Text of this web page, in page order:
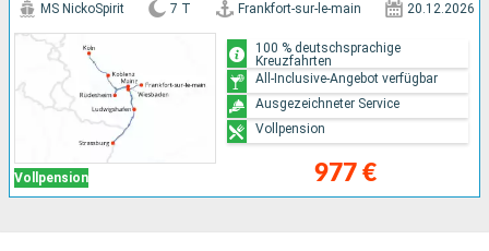
Vollpension
MS NickoSpirit 7 T Frankfort-sur-le-main 20.12.2026
977 €
100 % deutschsprachige
Kreuzfahrten
All-Inclusive-Angebot verfügbar
Ausgezeichneter Service
Vollpension